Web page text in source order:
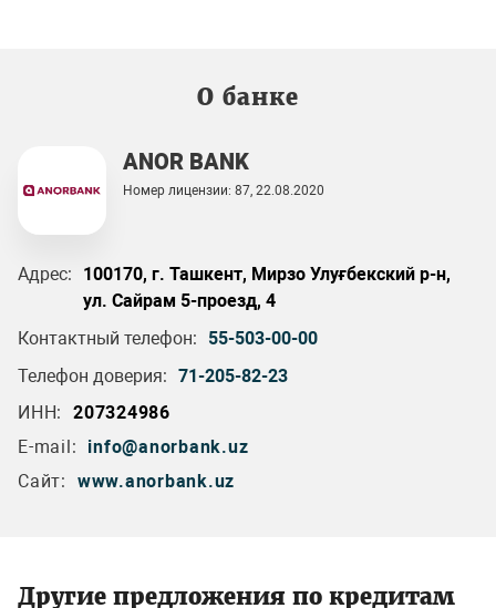
О банке
ANOR BANK
Номер лицензии: 87, 22.08.2020
Адрес:
100170, г. Ташкент, Мирзо Улуғбекский р-н,
ул. Сайрам 5-проезд, 4
Контактный телефон:
55-503-00-00
Телефон доверия: 71-205-82-23
ИНН:
207324986
E-mail:
info@anorbank.uz
Сайт:
www.anorbank.uz
Другие предложения по кредитам